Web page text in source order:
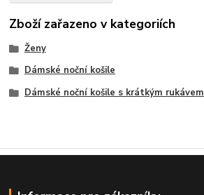
Zboží zařazeno v kategoriích
Ženy
Dámské noční košile
Dámské noční košile s krátkým rukávem